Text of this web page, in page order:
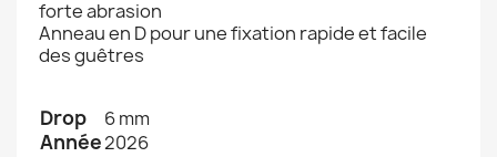
forte abrasion
Anneau en D pour une fixation rapide et facile
des guêtres
Drop 6 mm
Année2026